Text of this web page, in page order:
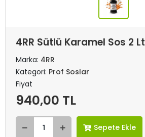
4RR Sütlü Karamel Sos 2 Lt
Marka: 4RR
Kategori: Prof Soslar
Fiyat
940,00 TL
Sepete Ekle